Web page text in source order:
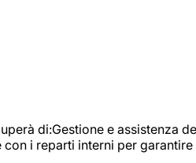
di:Gestione e
i reparti interni per